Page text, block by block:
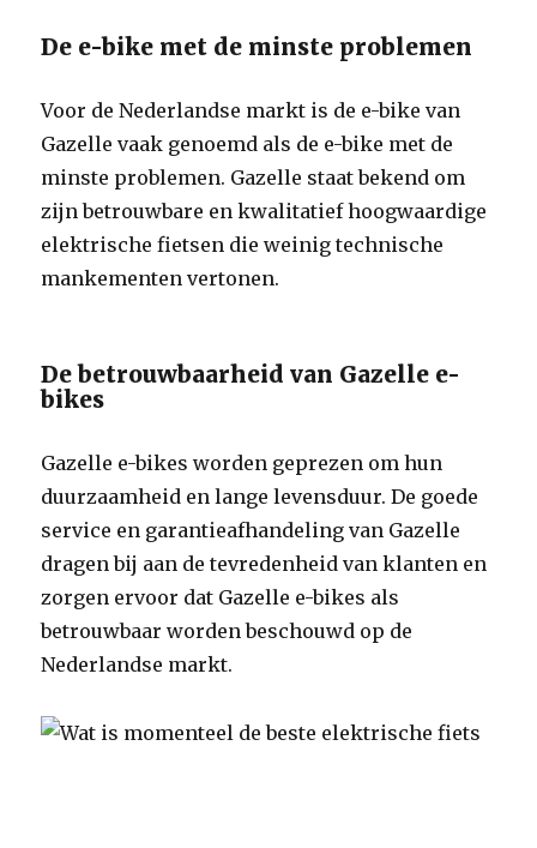
De e-bike met de minste problemen
Voor de Nederlandse markt is de e-bike van
Gazelle vaak genoemd als de e-bike met de
minste problemen. Gazelle staat bekend om
zijn betrouwbare en kwalitatief hoogwaardige
elektrische fietsen die weinig technische
mankementen vertonen.
De betrouwbaarheid van Gazelle e-
bikes
Gazelle e-bikes worden geprezen om hun
duurzaamheid en lange levensduur. De goede
service en garantieafhandeling van Gazelle
dragen bij aan de tevredenheid van klanten en
zorgen ervoor dat Gazelle e-bikes als
betrouwbaar worden beschouwd op de
Nederlandse markt.